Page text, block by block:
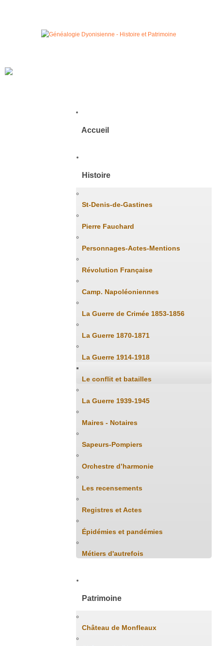
Accueil
Histoire
St-Denis-de-Gastines
Pierre Fauchard
Personnages-Actes-Mentions
Révolution Française
Camp. Napoléoniennes
La Guerre de Crimée 1853-1856
La Guerre 1870-1871
La Guerre 1914-1918
Le conflit et batailles
La Guerre 1939-1945
Maires - Notaires
Sapeurs-Pompiers
Orchestre d’harmonie
Les recensements
Registres et Actes
Épidémies et pandémies
Métiers d'autrefois
Patrimoine
Château de Monfleaux